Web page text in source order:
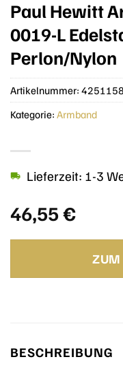
Paul Hewitt
0019-L
Perlon/Nylon
46,55€
Lieferzeit: 1-3
ZUM
Artikelnummer:
Kategorie: Armband
BESCHREIBUNG